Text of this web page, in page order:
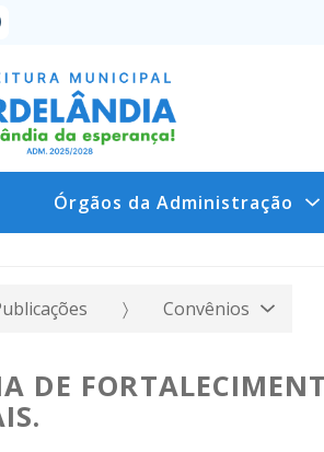
Órgãos da Administração
Convênios
DE